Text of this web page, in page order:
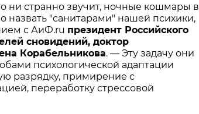
ни странно звучит, ночные кошмары в
назвать "санитарами" нашей психики,
с АиФ.ru президент Российского
сновидений, доктор
Корабельникова. — Эту задачу они
психологической адаптации
разрядку, примирение с
переработку стрессовой